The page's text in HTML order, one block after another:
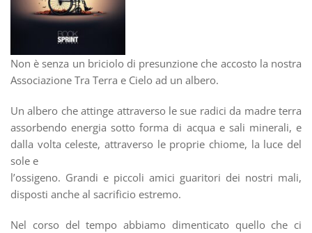
Non è senza un briciolo di presunzione che accosto la nostra
Associazione Tra Terra e Cielo ad un albero.
Un albero che attinge attraverso le sue radici da madre terra
assorbendo energia sotto forma di acqua e sali minerali, e
dalla volta celeste, attraverso le proprie chiome, la luce del
sole e
l’ossigeno. Grandi e piccoli amici guaritori dei nostri mali,
disposti anche al sacrificio estremo.
Nel corso del tempo abbiamo dimenticato quello che ci